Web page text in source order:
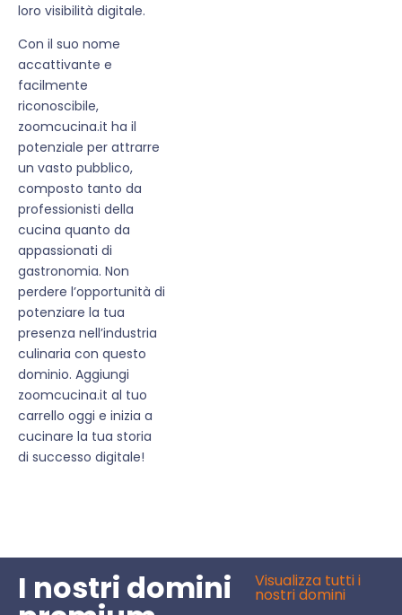
loro visibilità digitale.
Con il suo nome
accattivante e
facilmente
riconoscibile,
zoomcucina.it ha il
potenziale per attrarre
un vasto pubblico,
composto tanto da
professionisti della
cucina quanto da
appassionati di
gastronomia. Non
perdere l’opportunità di
potenziare la tua
presenza nell’industria
culinaria con questo
dominio. Aggiungi
zoomcucina.it al tuo
carrello oggi e inizia a
cucinare la tua storia
di successo digitale!
I nostri domini Visualizza tutti i
nostri domini